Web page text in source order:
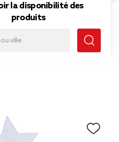
la disponibilité des
produits
apéritif
apéritif
x 18